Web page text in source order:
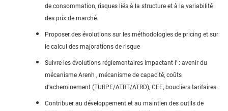
de consommation, risques liés à la structure et à la variabilité
des prix de marché.
Proposer des évolutions sur les méthodologies de pricing et sur
le calcul des majorations de risque
Suivre les évolutions réglementaires impactant l' : avenir du
mécanisme Arenh , mécanisme de capacité, coûts
d'acheminement (TURPE/ATRT/ATRD), CEE, boucliers tarifaires.
Contribuer au développement et au maintien des outils de